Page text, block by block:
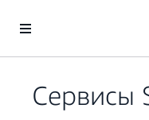
Перейти к главному
Сервисы